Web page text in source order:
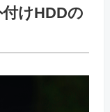
けHDDの